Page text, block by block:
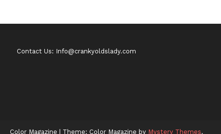
Contact Us: Info@crankyoldslady.com
Color Magazine Theme: Color Magazine by Mystery Themes.